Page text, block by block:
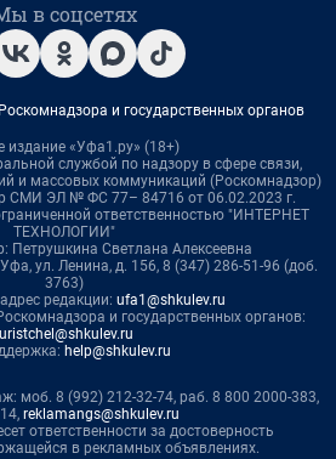
в соцсетях
и государственных органов
издание «Уфа1.ру» (18+)
службой по надзору в сфере связи,
и массовых коммуникаций (Роскомнадзор)
СМИ ЭЛ № ФС 77– 84716 от 06.02.2023 г.
ответственностью "ИНТЕРНЕТ
ТЕХНОЛОГИИ"
Петрушкина Светлана Алексеевна
ул. Ленина, д. 156, 8 (347) 286-51-96 (доб.
3763)
редакции: ufa1@shkulev.ru
и государственных органов:
help@shkulev.ru
моб. 8 (992) 212-32-74, раб. 8 800 2000-383,
reklamangs@shkulev.ru
ответственности за достоверность
в рекламных объявлениях.